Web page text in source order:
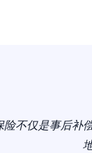
险不仅是事后补